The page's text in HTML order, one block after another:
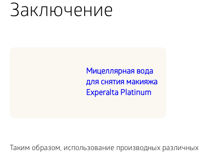
Заключение
Мицеллярная вода
для снятия макияжа
Experalta Platinum
Таким образом, использование производных различных